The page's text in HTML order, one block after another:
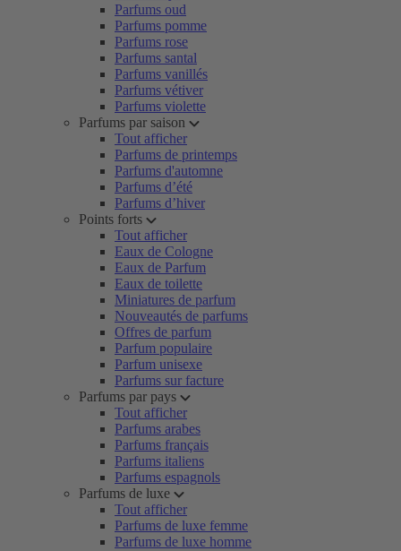
Parfums oud
Parfums pomme
Parfums rose
Parfums santal
Parfums vanillés
Parfums vétiver
Parfums violette
Parfums par saison
Tout afficher
Parfums de printemps
Parfums d'automne
Parfums d’été
Parfums d’hiver
Points forts
Tout afficher
Eaux de Cologne
Eaux de Parfum
Eaux de toilette
Miniatures de parfum
Nouveautés de parfums
Offres de parfum
Parfum populaire
Parfum unisexe
Parfums sur facture
Parfums par pays
Tout afficher
Parfums arabes
Parfums français
Parfums italiens
Parfums espagnols
Parfums de luxe
Tout afficher
Parfums de luxe femme
Parfums de luxe homme